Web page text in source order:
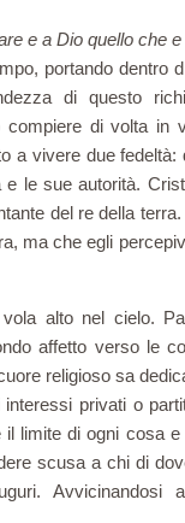
e a Dio quello che
portando dentro
di questo
di volta in
a vivere due
le sue autorità.
del re della
ma che egli
alto nel cielo.
affetto verso le
religioso sa
privati o
limite di ogni cosa
scusa a chi di
Avvicinandosi